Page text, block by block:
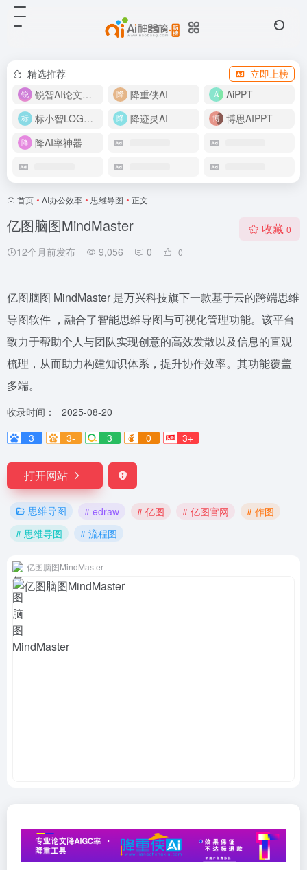
精选推荐
立即上榜
锐智AI论文生成
降重侠AI
AiPPT
标小智LOGO设计
降迹灵AI
博思AIPPT
降AI率神器
首页 • AI办公效率 • 思维导图 • 正文
亿图脑图MindMaster
12个月前发布 9,056 0 0
收藏 0
亿图脑图 MindMaster 是万兴科技旗下一款基于云的跨端思维
导图软件 ，融合了智能思维导图与可视化管理功能。该平台
致力于帮助个人与团队实现创意的高效发散以及信息的直观
梳理，从而助力构建知识体系，提升协作效率。其功能覆盖
多端。
收录时间：
2025-08-20
3
3- 3 0 3+
打开网站
思维导图 # edraw # 亿图 # 亿图官网
# 作图
# 思维导图
# 流程图
亿图脑图MindMaster